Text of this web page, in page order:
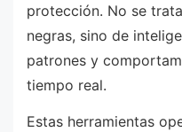
protección. No se
negras, sino de
patrones y
tiempo real.
Estas herramientas